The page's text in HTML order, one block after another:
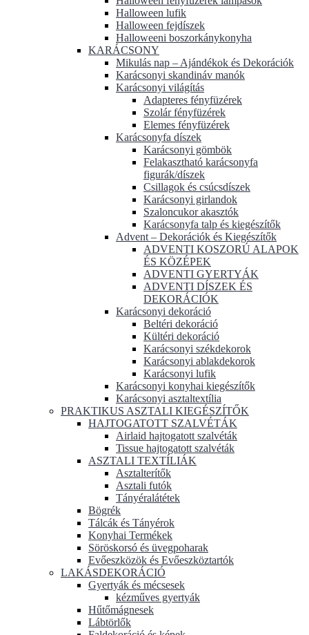
Halloween lufik
Halloween fejdíszek
Halloweeni boszorkánykonyha
KARÁCSONY
Mikulás nap – Ajándékok és Dekorációk
Karácsonyi skandináv manók
Karácsonyi világítás
Adapteres fényfüzérek
Szolár fényfüzérek
Elemes fényfüzérek
Karácsonyfa díszek
Karácsonyi gömbök
Felakasztható karácsonyfa
figurák/díszek
Csillagok és csúcsdíszek
Karácsonyi girlandok
Szaloncukor akasztók
Karácsonyfa talp és kiegészítők
Advent – Dekorációk és Kiegészítők
ADVENTI KOSZORÚ ALAPOK
ÉS KÖZÉPEK
ADVENTI GYERTYÁK
ADVENTI DÍSZEK ÉS
DEKORÁCIÓK
Karácsonyi dekoráció
Beltéri dekoráció
Kültéri dekoráció
Karácsonyi székdekorok
Karácsonyi ablakdekorok
Karácsonyi lufik
Karácsonyi konyhai kiegészítők
Karácsonyi asztaltextília
PRAKTIKUS ASZTALI KIEGÉSZÍTŐK
HAJTOGATOTT SZALVÉTÁK
Airlaid hajtogatott szalvéták
Tissue hajtogatott szalvéták
ASZTALI TEXTÍLIÁK
Asztalterítők
Asztali futók
Tányéralátétek
Bögrék
Tálcák és Tányérok
Konyhai Termékek
Söröskorsó és üvegpoharak
Evőeszközök és Evőeszköztartók
LAKÁSDEKORÁCIÓ
Gyertyák és mécsesek
kézműves gyertyák
Hűtőmágnesek
Lábtörlők